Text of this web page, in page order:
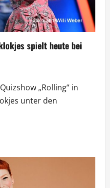
spielt heute bei
„Rolling“ in
unter den